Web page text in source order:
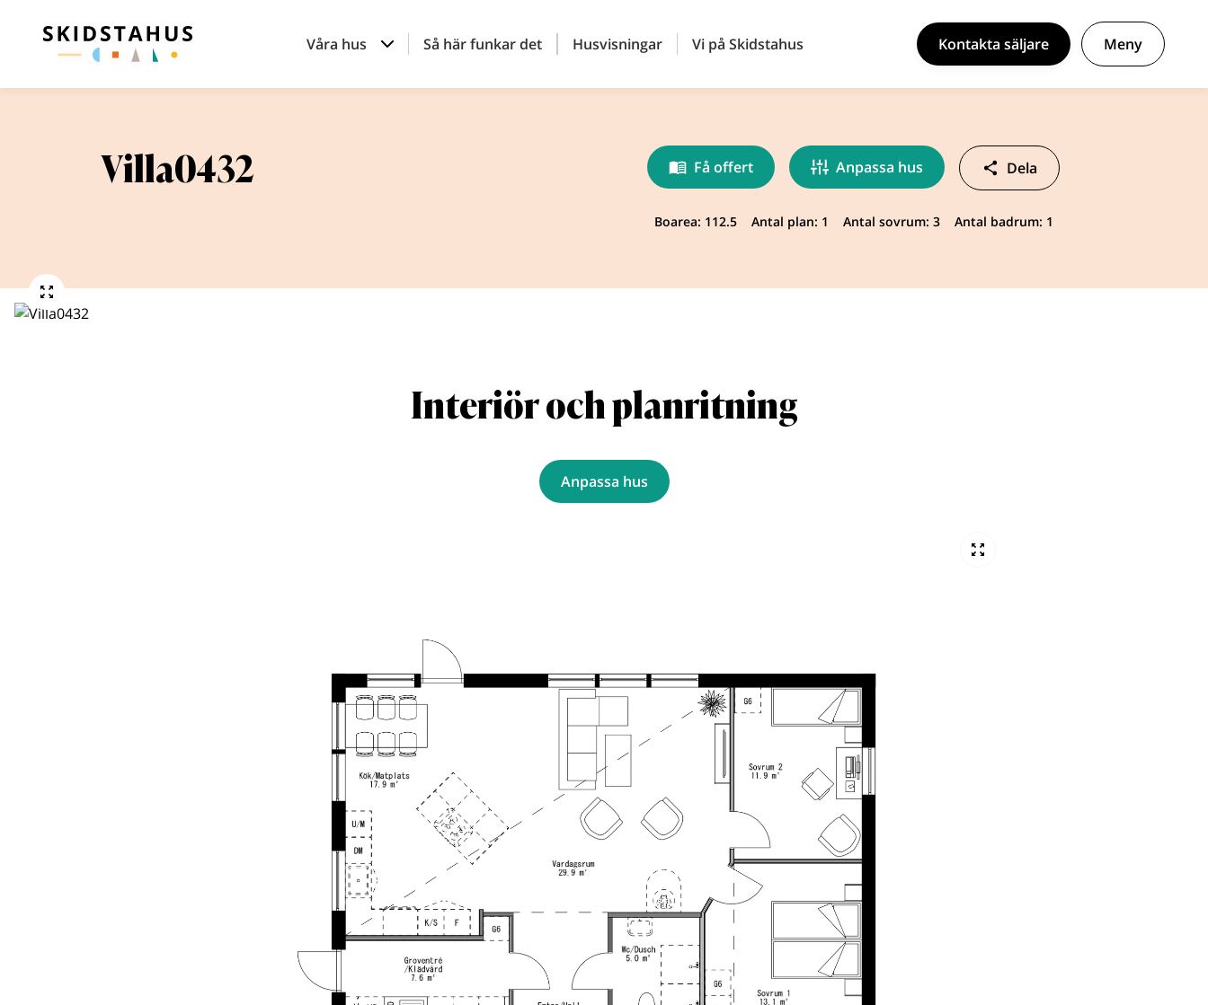
Våra hus Så här funkar det Husvisningar Vi på Skidstahus Kontakta säljare Meny
Villa0432 Få offert Anpassa hus Dela
Boarea: 112.5 Antal plan: 1 Antal sovrum: 3 Antal badrum: 1
Interiör och planritning
Anpassa hus